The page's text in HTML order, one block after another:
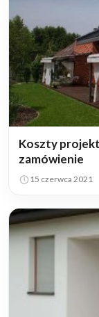
Koszty
zamówienie
15 czerwca 2021